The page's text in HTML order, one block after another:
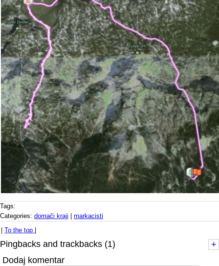
Tags:
Categories: domači kraji
markacisti
To the top
Pingbacks and trackbacks (1)
+
Dodaj komentar